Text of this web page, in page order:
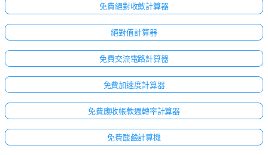
免費絕對收斂計算器
絕對值計算器
免費交流電路計算器
免費加速度計算器
免費應收帳款週轉率計算器
免費酸鹼計算機